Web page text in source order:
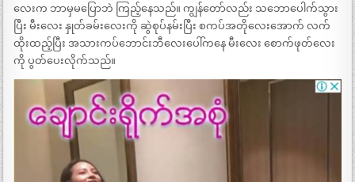
လေးက ဘာမှမပြောဘဲ ကြည့်နေသည်။ ကျွန်တော်လည်း သဘောပေါက်သွား
ပြီး မီးလေး နှုတ်ခမ်းလေးကို ဆွဲစုပ်နမ်းပြီး စကပ်အတိုလေးအောက် လက်
ထိုးထည့်ပြီး အသားကပ်ဘောင်းဘီလေးပေါ်ကနေ မီးလေး စောက်ဖုတ်လေး
ကို ပွတ်ပေးလိုက်သည်။